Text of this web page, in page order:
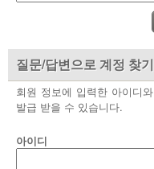
질문/답변으로 계정 찾기
회원 정보에 입력한 아이디
발급 받을 수 있습니다.
아이디
부설기관
업무